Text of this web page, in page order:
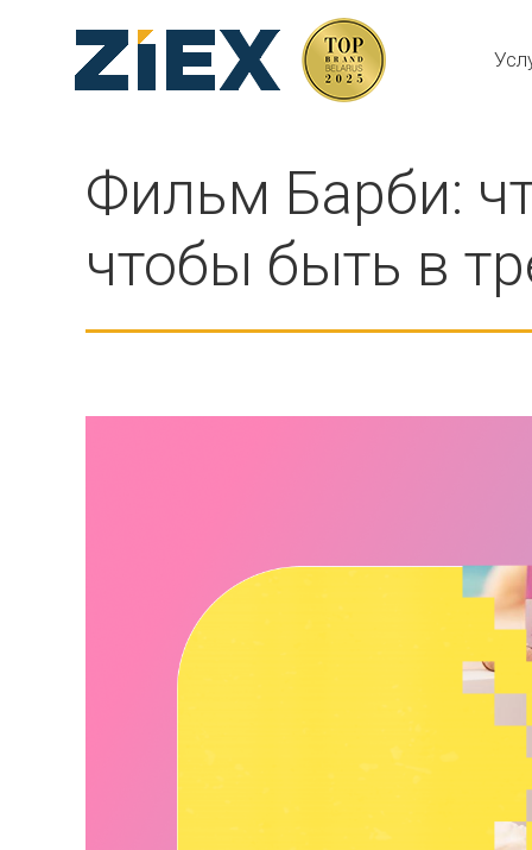
Фильм Барби:
чтобы быть в